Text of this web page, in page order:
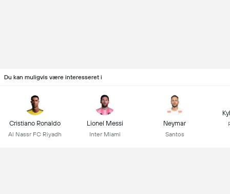
Du kan muligvis være interesseret i
Cristiano Ronaldo
Al Nassr FC Riyadh
Lionel Messi
Inter Miami
Neymar
Santos